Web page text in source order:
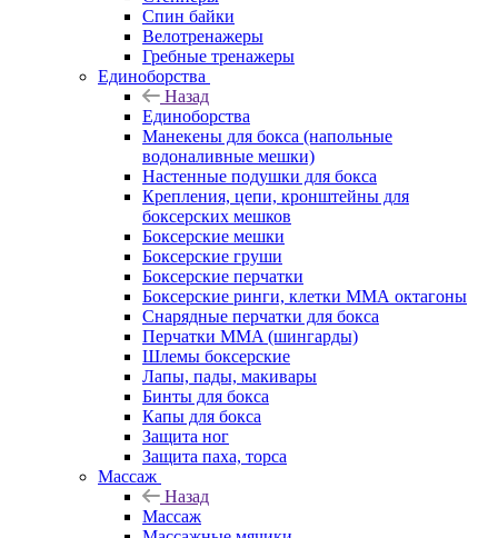
Спин байки
Велотренажеры
Гребные тренажеры
Единоборства
Назад
Единоборства
Манекены для бокса (напольные
водоналивные мешки)
Настенные подушки для бокса
Крепления, цепи, кронштейны для
боксерских мешков
Боксерские мешки
Боксерские груши
Боксерские перчатки
Боксерские ринги, клетки ММА октагоны
Снарядные перчатки для бокса
Перчатки MMA (шингарды)
Шлемы боксерские
Лапы, пады, макивары
Бинты для бокса
Капы для бокса
Защита ног
Защита паха, торса
Массаж
Назад
Массаж